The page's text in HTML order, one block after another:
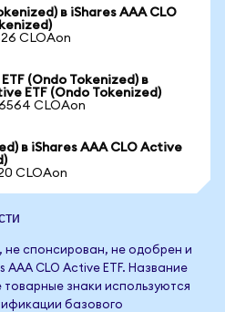
в iShares AAA CLO
CLOAon
(Ondo Tokenized) в
ETF (Ondo Tokenized)
CLOAon
в iShares AAA CLO Active
CLOAon
не спонсирован, не одобрен и
CLO Active ETF. Название
знаки используются
базового